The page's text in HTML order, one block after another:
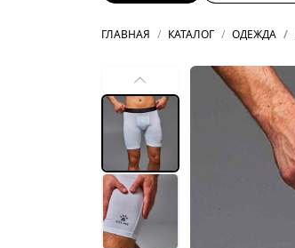
ГЛАВНАЯ КАТАЛОГ ОДЕЖДА